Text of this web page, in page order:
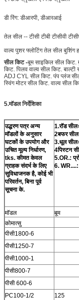
डी रिंग: डीआरपी, डीआरआई
तेल सील -- टीसी टीबी टीसीवी
वाल्व पुशर फ्लोटिंग तेल सील बुशिंग
सील किट -बूम साइकिल सील किट.
किट. पिलव वाल्व सील किट.
ADJ CYL सील किट. पंप प्लंज
स्विंग मोटर सील किट. वाल्व सील
5.मॉडल निर्देशिका
उद्धरण पत्र अन्य
मॉडलों के अनुसार
घटकों के उपयोग और
उचित मूल्य निर्धारण,
tks. कीमत केवल
ग्राहक संदर्भ के लिए
सुविधाजनक है, कोई भी
परिवर्तन, बिना पूर्व
सूचना के.
1.रॉड
2बफर
3.धूल
4पिस्टन
5.OR.:
6. WR....:
मॉडल बूम
कोमात्सु
पीसी1800-6
पीसी1250-7
पीसी1000-1
पीसी800-7
पीसी 600-6
PC100-1/2
125